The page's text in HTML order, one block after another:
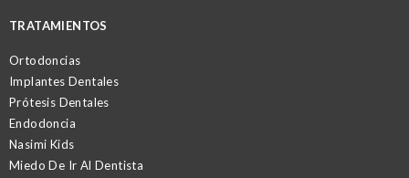
TRATAMIENTOS
Ortodoncias
Implantes Dentales
Prótesis Dentales
Endodoncia
Nasimi Kids
Miedo De Ir Al Dentista